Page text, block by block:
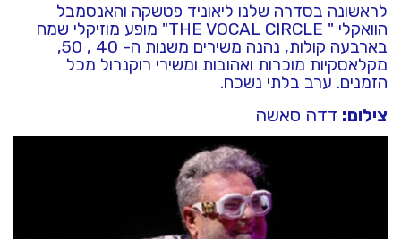
לראשונה בסדרה שלנו ליאוניד פטשקה והאנסמבל
הוואקלי " THE VOCAL CIRCLE" מופע מוזיקלי שמח
בארבעה קולות, נהנה משירים משנות ה- 40 , 50,
מקלאסקיות מוכרות ואהובות ומשירי רוקנרול מכל
הזמנים. ערב בלתי נשכח.
צילום: דדה סאשה